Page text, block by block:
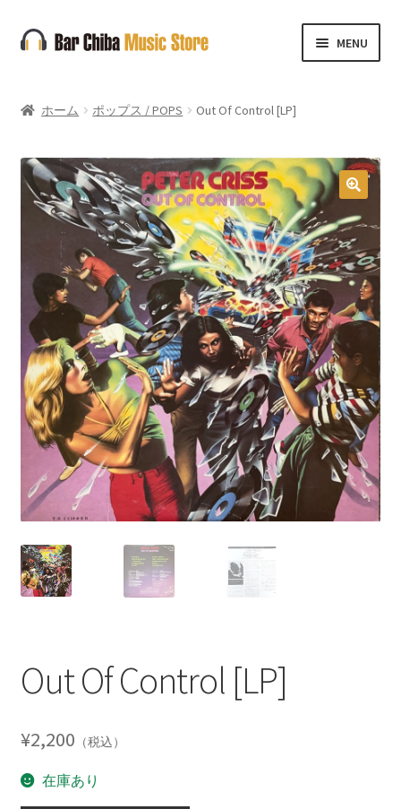
ナ
ビ
ー
ン
へ
プ
コ
ン
ン
ス
キ
MENU
ホーム ポップス / POPS Out Of Control [LP]
Out Of Control [LP]
¥2,200 （税込）
在庫あり